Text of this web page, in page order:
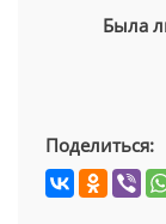
Была
Поделиться: